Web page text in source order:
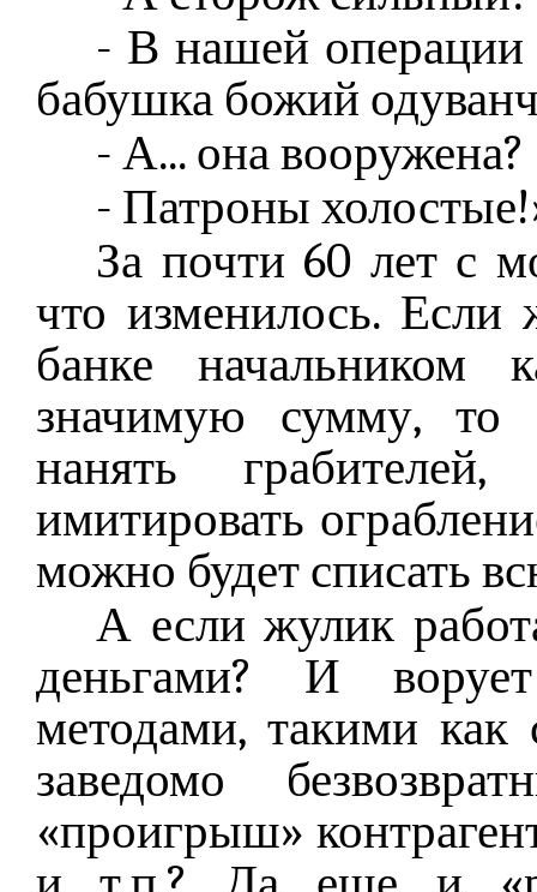
- В нашей операции
бабушка божий
- А... она вооружена?
- Патроны
За почти 60 лет с
что изменилось. Если
банке начальником
значимую сумму, то
нанять
имитировать
можно будет списать
А если жулик
деньгами? И
методами, такими как
заведомо
«проигрыш»